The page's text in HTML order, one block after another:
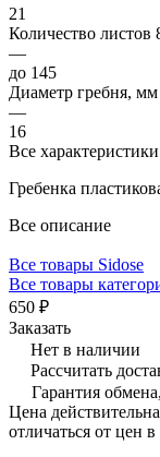
21
Количество листов
—
до 145
Диаметр гребня, мм
—
16
Все характеристики
Гребенка
Все описание
Все товары Sidose
Все товары
650 ₽
Заказать
Нет в наличии
Рассчитать
Гарантия
Цена
отличаться от цен